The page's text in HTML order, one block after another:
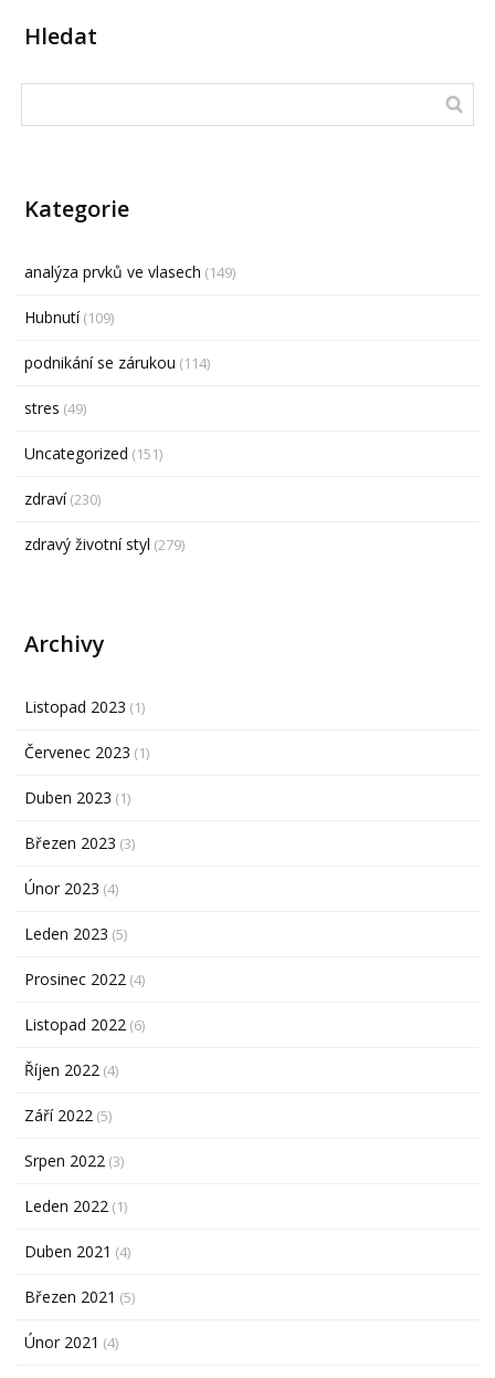
Hledat
Kategorie
analýza prvků ve vlasech (149)
Hubnutí(109)
podnikání se zárukou (114)
stres (49)
Uncategorized (151)
zdraví(230)
zdravý životní styl (279)
Archivy
Listopad 2023 (1)
Červenec 2023 (1)
Duben 2023 (1)
Březen 2023 (3)
Únor 2023 (4)
Leden 2023 (5)
Prosinec 2022 (4)
Listopad 2022 (6)
Říjen 2022 (4)
Září 2022 (5)
Srpen 2022 (3)
Leden 2022 (1)
Duben 2021 (4)
Březen 2021 (5)
Únor 2021 (4)